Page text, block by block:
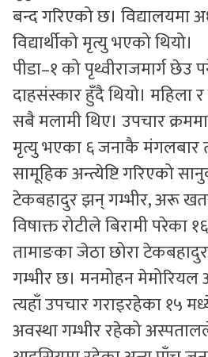
बन्द गरिएको छ। विद्यालयमा
विद्यार्थीको मृत्यु भएको थियो।
पीडा–१ को पृथ्वीराजमार्ग छेउ
दाहसंस्कार हुँदै थियो।
सबै मलामी थिए। उपचार
मृत्यु भएका ६ जनाकै मंगलबार
सामूहिक अन्त्येष्टि गरिएको
टेकबहादुर झन् गम्भीर, अरू
विषाक्त रोटीले बिरामी परेका
तामाङका जेठा छोरा
गम्भीर छ। मनमोहन
त्यहाँ उपचार गराइरहेका १५
अवस्था गम्भीर रहेको